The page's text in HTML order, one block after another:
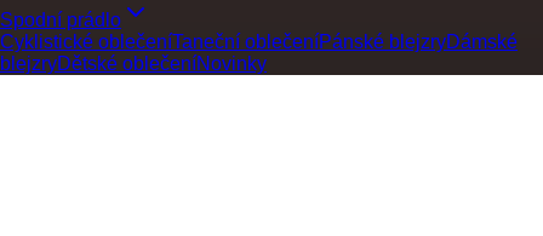
Spodní prádlo
Cyklistické oblečeníTaneční oblečeníPánské blejzryDámské
blejzryDětské oblečeníNovinky